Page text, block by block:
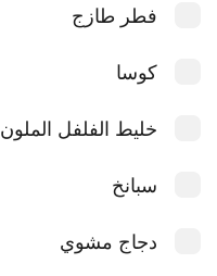
البيتزا والكولا
فطر طازج
كوسا
خليط الفلفل الملون
سبانخ
دجاج مشوي